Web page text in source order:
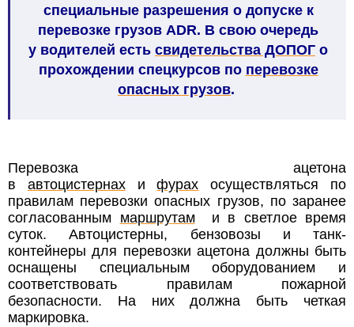
специальные разрешения о допуске к
перевозке грузов ADR. В свою очередь
у водителей есть свидетельства ДОПОГ о
прохождении спецкурсов по перевозке
опасных грузов.
Перевозка ацетона
в автоцистернахифурах осуществляться по
правилам перевозки опасных грузов, по заранее
согласованным маршрутам
и в светлое время
суток. Автоцистерны, бензовозы и танк-
контейнеры для перевозки ацетона должны быть
оснащены специальным оборудованием и
соответствовать правилам пожарной
безопасности. На них должна быть четкая
маркировка.